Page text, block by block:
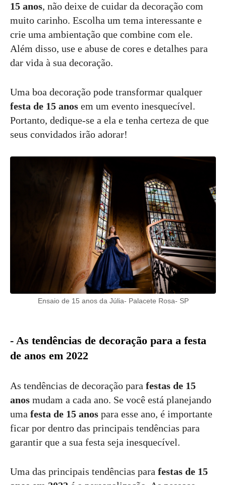
15 anos, não deixe de cuidar da decoração com
muito carinho. Escolha um tema interessante e
crie uma ambientação que combine com ele.
Além disso, use e abuse de cores e detalhes para
dar vida à sua decoração.
Uma boa decoração pode transformar qualquer
festa de 15 anos em um evento inesquecível.
Portanto, dedique-se a ela e tenha certeza de que
seus convidados irão adorar!
Ensaio de 15 anos da Júlia- Palacete Rosa- SP
- As tendências de decoração para a festa
de anos em 2022
As tendências de decoração para festas de 15
anos mudam a cada ano. Se você está planejando
uma festa de 15 anos para esse ano, é importante
ficar por dentro das principais tendências para
garantir que a sua festa seja inesquecível.
Uma das principais tendências para festas de 15